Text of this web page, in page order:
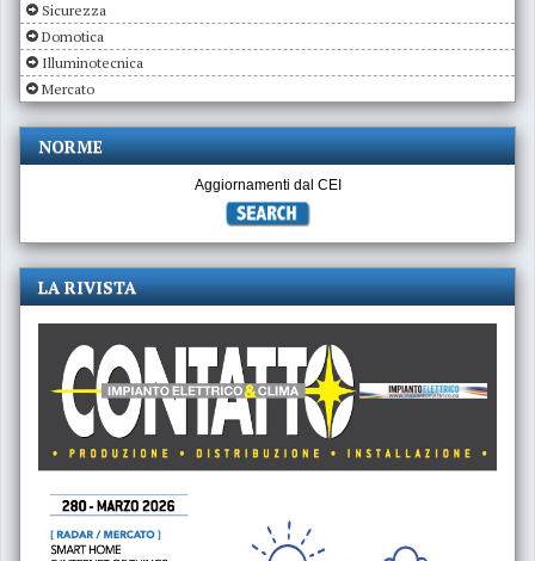
Sicurezza
Domotica
Illuminotecnica
Mercato
NORME
Aggiornamenti dal CEI
LA RIVISTA